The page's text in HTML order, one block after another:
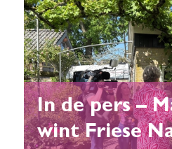
In de pers –
wint Friese